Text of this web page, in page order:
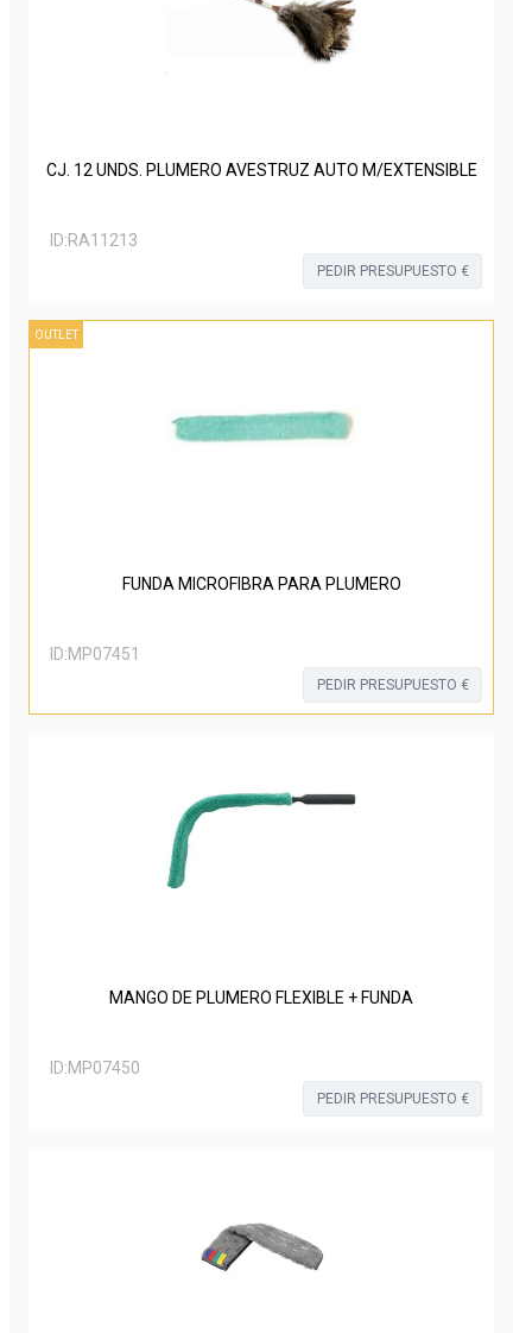
CJ. 12 UNDS. PLUMERO AVESTRUZ AUTO M/EXTENSIBLE
ID:RA11213
PEDIR PRESUPUESTO €
OUTLET
FUNDA MICROFIBRA PARA PLUMERO
ID:MP07451
PEDIR PRESUPUESTO €
MANGO DE PLUMERO FLEXIBLE + FUNDA
ID:MP07450
PEDIR PRESUPUESTO €